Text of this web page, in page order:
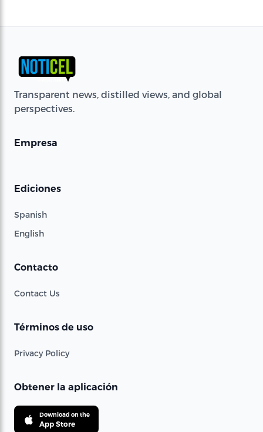
Transparent news, distilled views, and global
perspectives.
Empresa
Ediciones
Spanish
English
Contacto
Contact Us
Términos de uso
Privacy Policy
Obtener la aplicación
Download on the
App Store